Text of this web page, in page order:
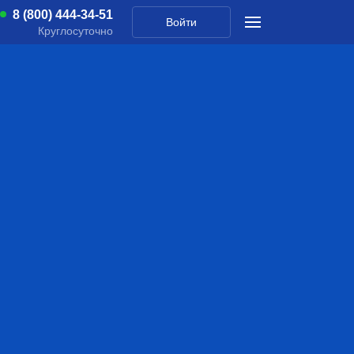
8 (800) 444-34-51
Круглосуточно
Войти